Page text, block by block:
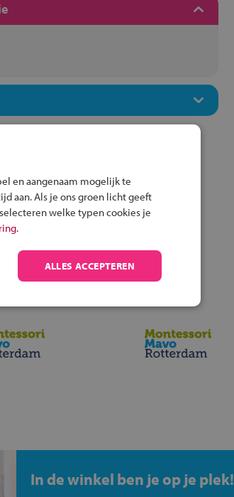
melden bij
In de winkel ben je op je plek!
en aangenaam mogelijk te
aan. Als je ons groen licht geeft
welke typen cookies je
ALLES ACCEPTEREN